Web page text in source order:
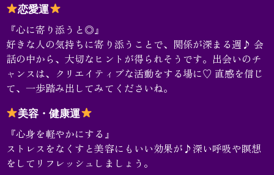
恋愛運
『心に寄り添うと◎』
好きな人の気持ちに寄り添うことで、関係が深まる週♪ 会
話の中から、大切なヒントが得られそうです。出会いのチ
ャンスは、クリエイティブな活動をする場に♡ 直感を信じ
て、一歩踏み出してみてくださいね。
美容・健康運
『心身を軽やかにする』
ストレスをなくすと美容にもいい効果が♪深い呼吸や瞑想
をしてリフレッシュしましょう。